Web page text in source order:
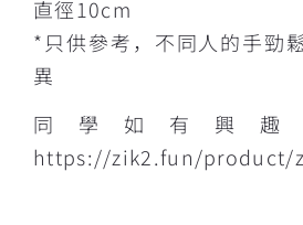
直徑10cm
*只供參考，不同人的手勁
異
同學如有興趣
https://zik2.fun/product/